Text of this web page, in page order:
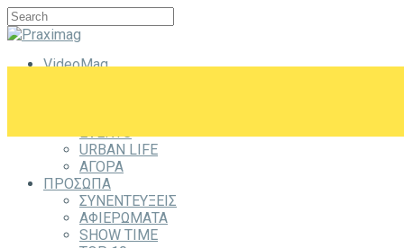
VideoMag
EVENTS
URBAN LIFE
ΑΓΟΡΑ
ΠΡΟΣΩΠΑ
ΣΥΝΕΝΤΕΥΞΕΙΣ
ΑΦΙΕΡΩΜΑΤΑ
SHOW TIME